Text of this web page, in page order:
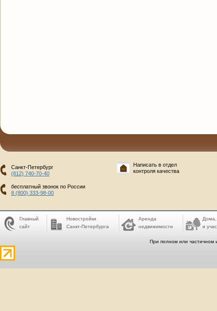
Санкт-Петербург
(812) 740-70-40
бесплатный звонок по России
8 (800) 333-98-00
Написать в отдел
контроля качества
Главный
сайт
Новостройки
Санкт-Петербурга
Аренда
недвижимости
Дома,
и
При полном или частичном